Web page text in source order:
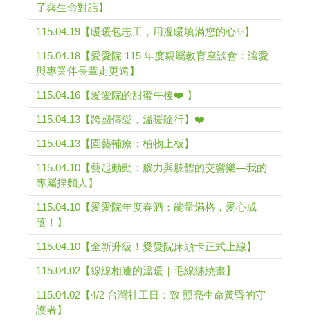
了與生命對話】
115.04.19【暖暖包志工，用溫暖填滿您的心✨】
115.04.18【愛愛院 115 年度親屬教育座談會：讓愛
與專業伴長輩走更遠】
115.04.16【愛愛院的甜蜜午後❤️ 】
115.04.13【跨國傳愛，溫暖隨行】❤️
115.04.13【園藝輔療：植物上板】
115.04.10【藝起動動：腦力與肢體的交響樂—我的
專屬捏麵人】
115.04.10【愛愛院年度春酒：能量滿格，愛心成
蔭！】
115.04.10【全新升級！愛愛院床頭卡正式上線】
115.04.02【線線相連的溫暖｜毛線纏繞畫】
115.04.02【4/2 台灣社工日：致 照亮生命黃昏的守
護者】